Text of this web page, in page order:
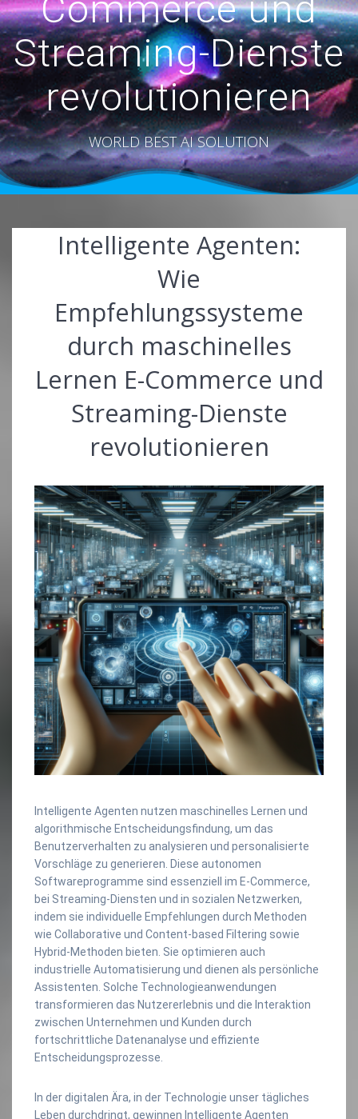
Streaming-Dienste
revolutionieren
WORLD BEST AI SOLUTION
Intelligente Agenten:
Wie
Empfehlungssysteme
durch maschinelles
Lernen E-Commerce und
Streaming-Dienste
revolutionieren
Intelligente Agenten nutzen maschinelles Lernen und
algorithmische Entscheidungsfindung, um das
Benutzerverhalten zu analysieren und personalisierte
Vorschläge zu generieren. Diese autonomen
Softwareprogramme sind essenziell im E-Commerce,
bei Streaming-Diensten und in sozialen Netzwerken,
indem sie individuelle Empfehlungen durch Methoden
wie Collaborative und Content-based Filtering sowie
Hybrid-Methoden bieten. Sie optimieren auch
industrielle Automatisierung und dienen als persönliche
Assistenten. Solche Technologieanwendungen
transformieren das Nutzererlebnis und die Interaktion
zwischen Unternehmen und Kunden durch
fortschrittliche Datenanalyse und effiziente
Entscheidungsprozesse.
In der digitalen Ära, in der Technologie unser tägliches
Leben durchdringt, gewinnen Intelligente Agenten